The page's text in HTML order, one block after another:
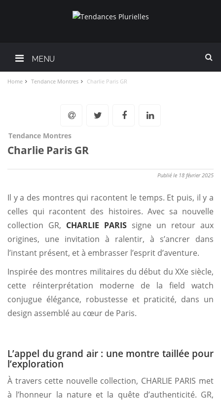
MENU
Home Tendance Montres Charlie Paris GR
Tendance Montres
Charlie Paris GR
Publié le 18 février 2025
Il y a des montres qui racontent le temps. Et puis, il y a
celles qui racontent des histoires. Avec sa nouvelle
collection GR, CHARLIE PARIS signe un retour aux
origines, une invitation à ralentir, à s’ancrer dans
l’instant présent, et à embrasser l’esprit d’aventure.
Inspirée des montres militaires du début du XXe siècle,
cette réinterprétation moderne de la field watch
conjugue élégance, robustesse et praticité, dans un
design assemblé au cœur de Paris.
L’appel du grand air : une montre taillée pour
l’exploration
À travers cette nouvelle collection, CHARLIE PARIS met
à l’honneur la nature et la quête d’authenticité. GR,